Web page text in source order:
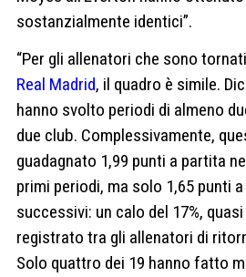
sostanzialmente identici”.
“Per gli allenatori che sono
Real Madrid, il quadro è simile.
hanno svolto periodi di almeno
due club. Complessivamente,
guadagnato 1,99 punti a partita
primi periodi, ma solo 1,65 punti
successivi: un calo del 17%,
registrato tra gli allenatori di
Solo quattro dei 19 hanno fatto